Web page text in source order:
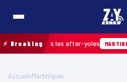
⚡ Breaking
après les after-yoles MARTINIQUE
Accueil›Martinique›